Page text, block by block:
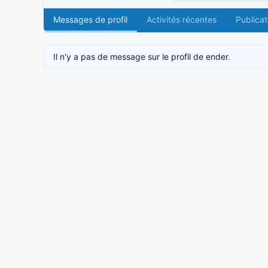
Messages de profil Activités récentes
Il n'y a pas de message sur le profil de ender.